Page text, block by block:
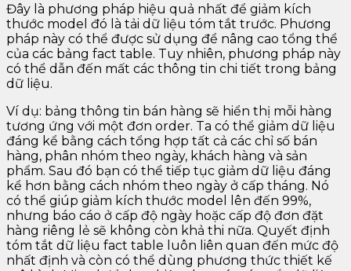
Đây là phương pháp hiệu quả nhất để giảm kích
thước model đó là tải dữ liệu tóm tắt trước. Phương
pháp này có thể được sử dụng để nâng cao tổng thể
của các bảng fact table. Tuy nhiên, phương pháp này
có thể dẫn đến mất các thông tin chi tiết trong bảng
dữ liệu.
Ví dụ: bảng thông tin bán hàng sẽ hiển thị mỗi hàng
tương ứng với một đơn order. Ta có thể giảm dữ liệu
đáng kể bằng cách tổng hợp tất cả các chỉ số bán
hàng, phân nhóm theo ngày, khách hàng và sản
phẩm. Sau đó bạn có thể tiếp tục giảm dữ liệu đáng
kể hơn bằng cách nhóm theo ngày ở cấp tháng. Nó
có thể giúp giảm kích thước model lên đến 99%,
nhưng báo cáo ở cấp độ ngày hoặc cấp độ đơn đặt
hàng riêng lẻ sẽ không còn khả thi nữa. Quyết định
tóm tắt dữ liệu fact table luôn liên quan đến mức độ
nhất định và còn có thể dùng phương thức thiết kế